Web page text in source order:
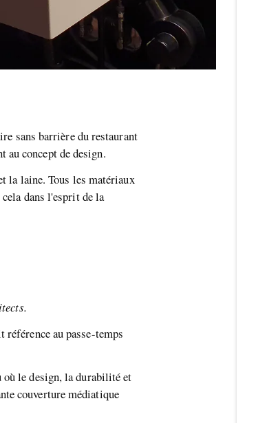
sans barrière du restaurant
au concept de design.
la laine. Tous les matériaux
dans l'esprit de la
au passe-temps
où le design, la durabilité et
couverture médiatique